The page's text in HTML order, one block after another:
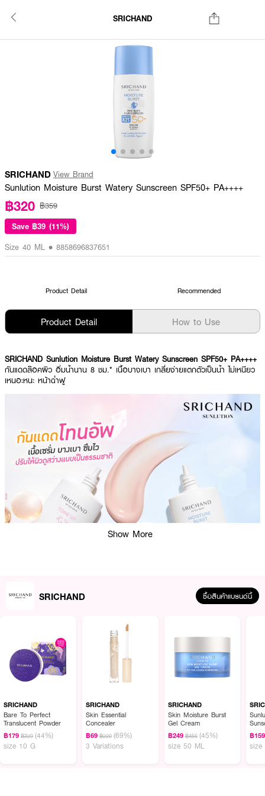
SRICHAND
SRICHAND View Brand
Sunlution Moisture Burst Watery Sunscreen SPF50+ PA++++
฿320 ฿359
Save ฿39 (11%)
Size 40 ML • 8858696837651
Product Detail Recommended
Product Detail How to Use
SRICHAND Sunlution Moisture Burst Watery Sunscreen SPF50+ PA++++
กันแดดล๊อคผิว อิ่มน้ำนาน 8 ชม.* เนื้อบางเบา เกลี่ยง่ายแตกตัวเป็นน้ำ ไม่เหนียว
เหนอะหนะ หน้าฉ่ำฟู
ผลลัพธ์ที่ได้ :
SRICHAND Sunlution Moisture Burst Watery Sunscreen SPF50+ PA++++
เหนอะหนะ หน้าฉ่ำฟู ด้วย HYDRO FILM และ HYDRO PUMPER นวัตกรรม
ลำเลียงน้ำเข้าสู่ผิว และเคลือบผิวด้วยฟิล์มเนื้อบางเบา ปกป้องผิวหน้าทั้งรังสี
UVA / UVB, UV Pollution ลดการสูญเสียน้ำให้ผิวหน้าดูฉ่ำวาวสุขภาพดี พร้อม
สารบำรุง ULTRA PROTECTION X21 เสริมการปกป้องผิวให้สุขภาพดีขั้นสุด
Show More
SRICHAND ซื้อสินค้าแบรนด์นี้
SRICHAND
Bare To Perfect
Translucent Powder
฿179 ฿320 (44%)
size 10 G
SRICHAND
Skin Essential
Concealer
฿69 ฿220 (69%)
3 Variations
SRICHAND
Skin Moisture Burst
Gel Cream
฿249 ฿455 (45%)
size 50 ML
฿159
size